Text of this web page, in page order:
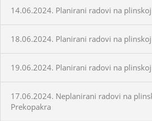
14.06.2024. Planirani radovi na
18.06.2024. Planirani radovi na
19.06.2024. Planirani radovi na
17.06.2024. Neplanirani radovi na
Prekopakra